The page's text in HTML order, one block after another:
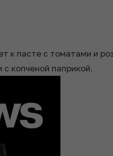
к пасте с томатами и
копченой паприкой.